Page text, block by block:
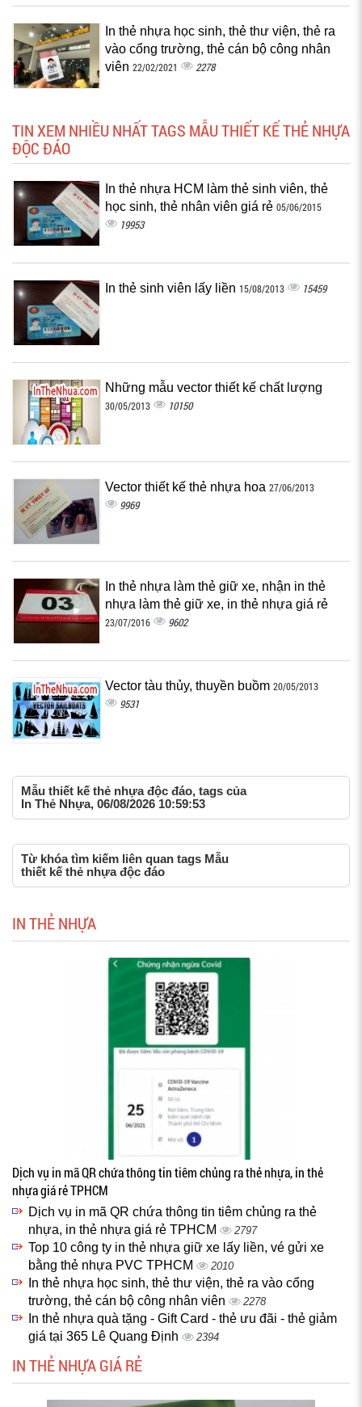
In thẻ nhựa học sinh, thẻ thư viện, thẻ ra
vào cổng trường, thẻ cán bộ công nhân
viên 22/02/2021 2278
TIN XEM NHIỀU NHẤT TAGS MẪU THIẾT KẾ THẺ NHỰA
ĐỘC ĐÁO
In thẻ nhựa HCM làm thẻ sinh viên, thẻ
học sinh, thẻ nhân viên giá rẻ 05/06/2015
19953
In thẻ sinh viên lấy liền 15/08/2013 15459
Những mẫu vector thiết kế chất lượng
30/05/2013 10150
Vector thiết kế thẻ nhựa hoa 27/06/2013
9969
In thẻ nhựa làm thẻ giữ xe, nhận in thẻ
nhựa làm thẻ giữ xe, in thẻ nhựa giá rẻ
23/07/2016 9602
Vector tàu thủy, thuyền buồm 20/05/2013
9531
Mẫu thiết kế thẻ nhựa độc đáo, tags của
In Thẻ Nhựa, 06/08/2026 10:59:53
Từ khóa tìm kiếm liên quan tags Mẫu
thiết kế thẻ nhựa độc đáo
IN THẺ NHỰA
Dịch vụ in mã QR chứa thông tin tiêm chủng ra thẻ nhựa, in thẻ
nhựa giá rẻ TPHCM
Dịch vụ in mã QR chứa thông tin tiêm chủng ra thẻ
nhựa, in thẻ nhựa giá rẻ TPHCM
2797
Top 10 công ty in thẻ nhựa giữ xe lấy liền, vé gửi xe
bằng thẻ nhựa PVC TPHCM
2010
In thẻ nhựa học sinh, thẻ thư viện, thẻ ra vào cổng
trường, thẻ cán bộ công nhân viên
2278
In thẻ nhựa quà tặng - Gift Card - thẻ ưu đãi - thẻ giảm
giá tại 365 Lê Quang Định
2394
IN THẺ NHỰA GIÁ RẺ